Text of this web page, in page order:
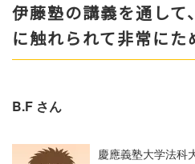
伊藤塾の講義を通して
に触れられて非常にた
B.F さん
慶應義塾大学法科